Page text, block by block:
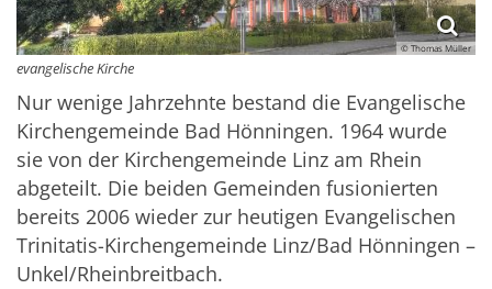
© Thomas Müller
evangelische Kirche
Nur wenige Jahrzehnte bestand die Evangelische
Kirchengemeinde Bad Hönningen. 1964 wurde
sie von der Kirchengemeinde Linz am Rhein
abgeteilt. Die beiden Gemeinden fusionierten
bereits 2006 wieder zur heutigen Evangelischen
Trinitatis-Kirchengemeinde Linz/Bad Hönningen –
Unkel/Rheinbreitbach.